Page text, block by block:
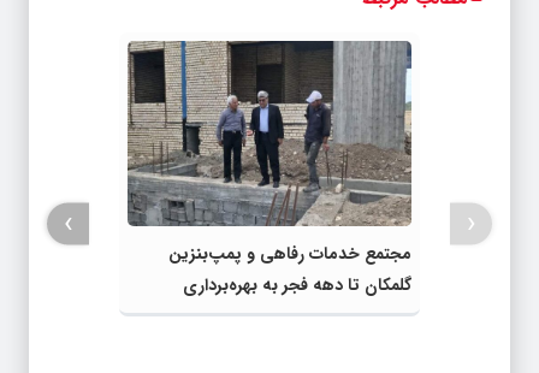
مجتمع خدمات رفاهی و پمپ‌بنزین
گلمکان تا دهه فجر به بهره‌برداری
می‌رسد
‹
›